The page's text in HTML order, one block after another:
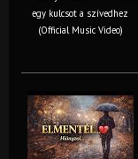
egy kulcsot a szívedhez
(Official Music Video)